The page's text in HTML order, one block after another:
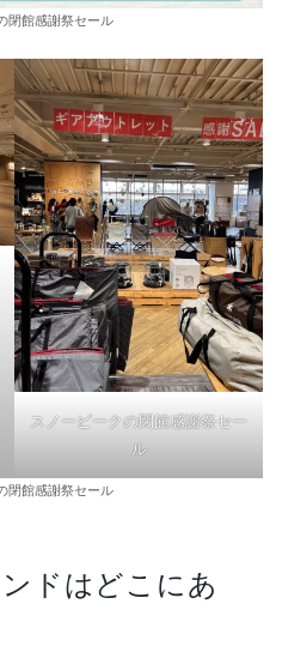
閉館感謝祭セール
スノーピークの閉館感謝祭セー
ル
閉館感謝祭セール
ドはどこにあ